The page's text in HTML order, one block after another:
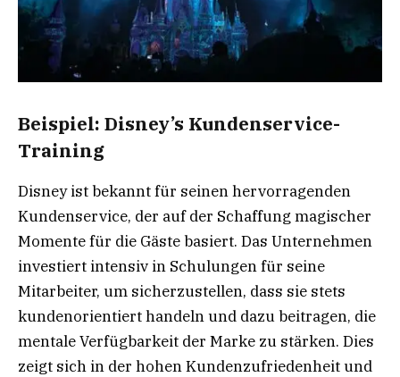
Beispiel: Disney’s Kundenservice-
Training
Disney ist bekannt für seinen hervorragenden
Kundenservice, der auf der Schaffung magischer
Momente für die Gäste basiert. Das Unternehmen
investiert intensiv in Schulungen für seine
Mitarbeiter, um sicherzustellen, dass sie stets
kundenorientiert handeln und dazu beitragen, die
mentale Verfügbarkeit der Marke zu stärken. Dies
zeigt sich in der hohen Kundenzufriedenheit und